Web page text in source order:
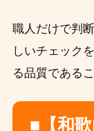
職人だけで判
しいチェック
る品質である
■【和